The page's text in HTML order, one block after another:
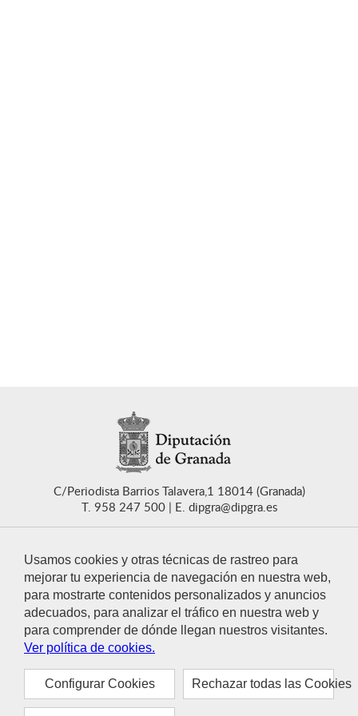
Usamos cookies y otras técnicas de rastreo para
mejorar tu experiencia de navegación en nuestra web,
para mostrarte contenidos personalizados y anuncios
adecuados, para analizar el tráfico en nuestra web y
para comprender de dónde llegan nuestros visitantes.
Ver política de cookies.
Configurar Cookies Rechazar todas las Cookies
C/Periodista Barrios Talavera,1 18014 (Granada)
T. 958 247 500
E. dipgra@dipgra.es
CONTACTO